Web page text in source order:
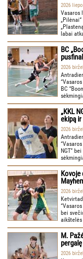
2026
Vasaros
labai
BC
2026
BC
„KKL
ekipą
2026
NGT”
Kovoje
2026
bei
M.
2026